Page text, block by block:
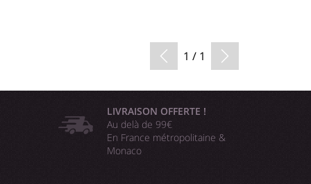
1 / 1
LIVRAISON OFFERTE !
Au delà de 99€
En France métropolitaine &
Monaco